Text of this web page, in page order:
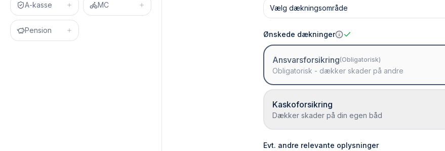
A-kasse MC
Pension
Vælg dækningsområde
Ønskede dækninger
Ansvarsforsikring(Obligatorisk)
Obligatorisk - dækker skader på andre
Kaskoforsikring
Dækker skader på din egen båd
Evt. andre relevante oplysninger